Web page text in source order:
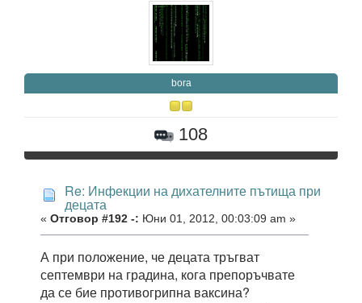
bora
108
Re: Инфекции на дихателните пътища при
децата
« Отговор #192 -: Юни 01, 2012, 00:03:09 am »
А при положение, че децата тръгват
септември на градина, кога препоръчвате
да се бие противогрипна ваксина?